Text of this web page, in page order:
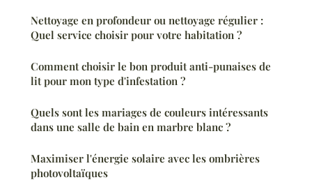
Nettoyage en profondeur ou nettoyage régulier :
Quel service choisir pour votre habitation ?
Comment choisir le bon produit anti-punaises de
lit pour mon type d'infestation ?
Quels sont les mariages de couleurs intéressants
dans une salle de bain en marbre blanc ?
Maximiser l'énergie solaire avec les ombrières
photovoltaïques